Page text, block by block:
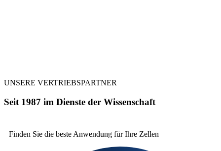
UNSERE VERTRIEBSPARTNER
Seit 1987 im Dienste der Wissenschaft
Finden Sie die beste Anwendung für Ihre Zellen